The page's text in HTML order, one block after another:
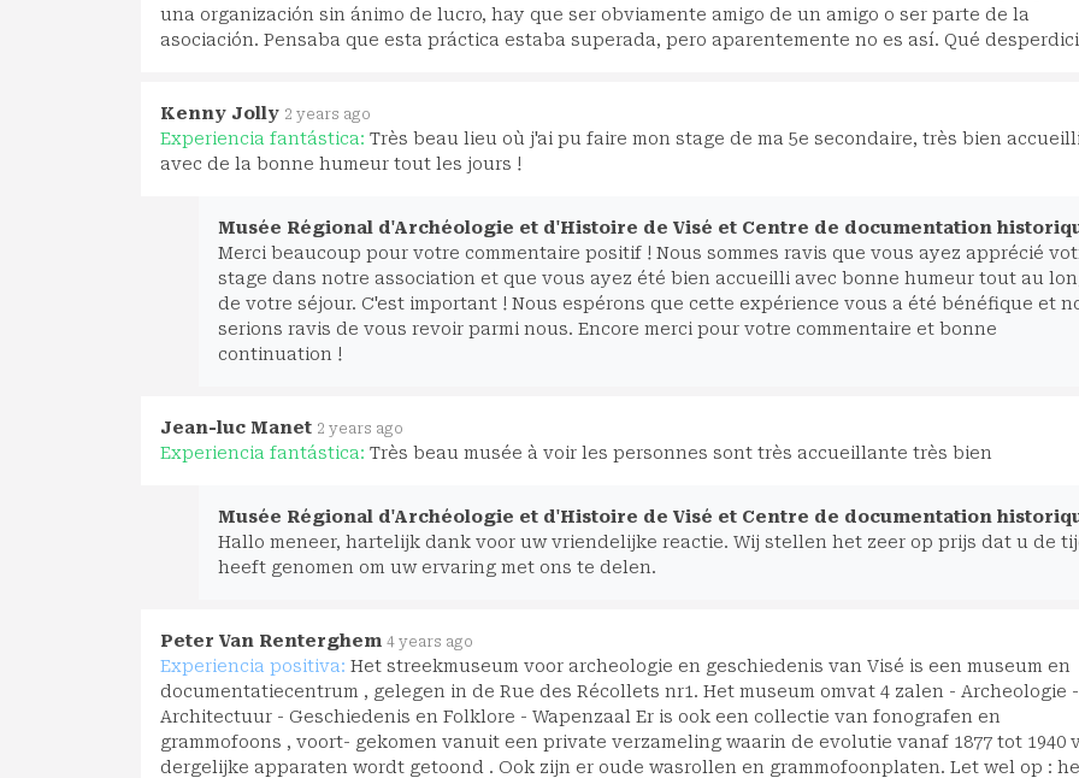
una organización sin ánimo de lucro, hay que ser obviamente amigo de un amigo o ser parte de la
asociación. Pensaba que esta práctica estaba superada, pero aparentemente no es así. Qué
Kenny Jolly 2 years ago
Experiencia fantástica: Très beau lieu où j'ai pu faire mon stage de ma 5e secondaire, très bien accueilli
avec de la bonne humeur tout les jours !
Musée Régional d'Archéologie et d'Histoire de Visé et Centre de documentation
Merci beaucoup pour votre commentaire positif ! Nous sommes ravis que vous ayez apprécié
stage dans notre association et que vous ayez été bien accueilli avec bonne humeur tout au
de votre séjour. C'est important ! Nous espérons que cette expérience vous a été bénéfique et
serions ravis de vous revoir parmi nous. Encore merci pour votre commentaire et bonne
continuation !
Jean-luc Manet 2 years ago
Experiencia fantástica: Très beau musée à voir les personnes sont très accueillante très bien
Musée Régional d'Archéologie et d'Histoire de Visé et Centre de documentation
Hallo meneer, hartelijk dank voor uw vriendelijke reactie. Wij stellen het zeer op prijs dat u de
heeft genomen om uw ervaring met ons te delen.
Peter Van Renterghem 4 years ago
Experiencia positiva: Het streekmuseum voor archeologie en geschiedenis van Visé is een museum en
documentatiecentrum , gelegen in de Rue des Récollets nr1. Het museum omvat 4 zalen - Archeologie -
Architectuur - Geschiedenis en Folklore - Wapenzaal Er is ook een collectie van fonografen en
grammofoons , voort- gekomen vanuit een private verzameling waarin de evolutie vanaf 1877 tot 1940
dergelijke apparaten wordt getoond . Ook zijn er oude wasrollen en grammofoonplaten. Let wel op :